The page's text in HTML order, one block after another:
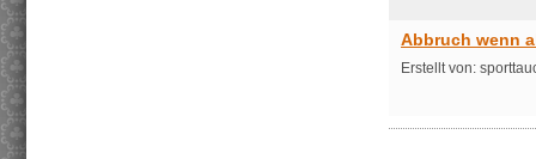
Abbruch wenn
Erstellt von: